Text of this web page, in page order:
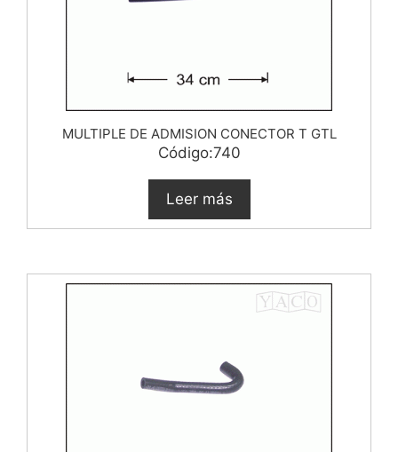
MULTIPLE DE ADMISION CONECTOR T GTL
Código:740
Leer más